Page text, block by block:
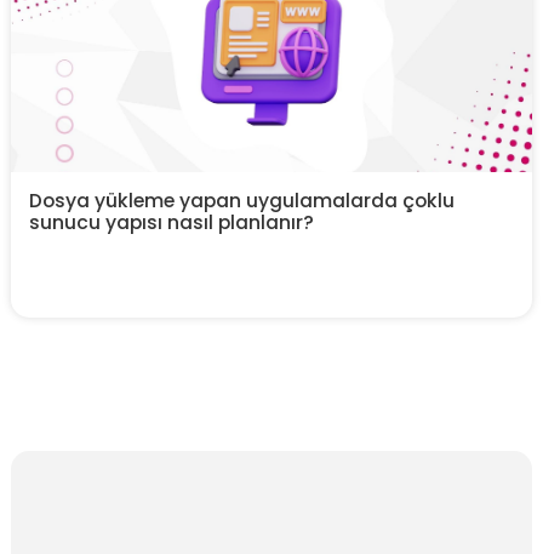
Dosya yükleme yapan uygulamalarda çoklu
sunucu yapısı nasıl planlanır?